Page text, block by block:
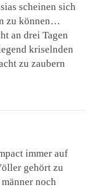
scheinen sich
zu können…
an drei Tagen
kriselnden
zu zaubern
immer auf
gehört zu
noch